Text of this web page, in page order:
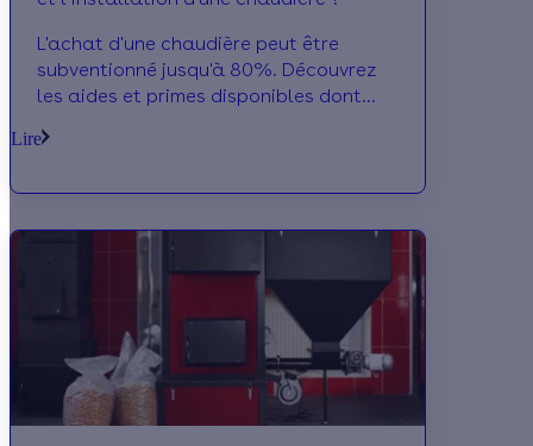
L'achat d'une chaudière peut être
subventionné jusqu'à 80%. Découvrez
les aides et primes disponibles dont
Lire